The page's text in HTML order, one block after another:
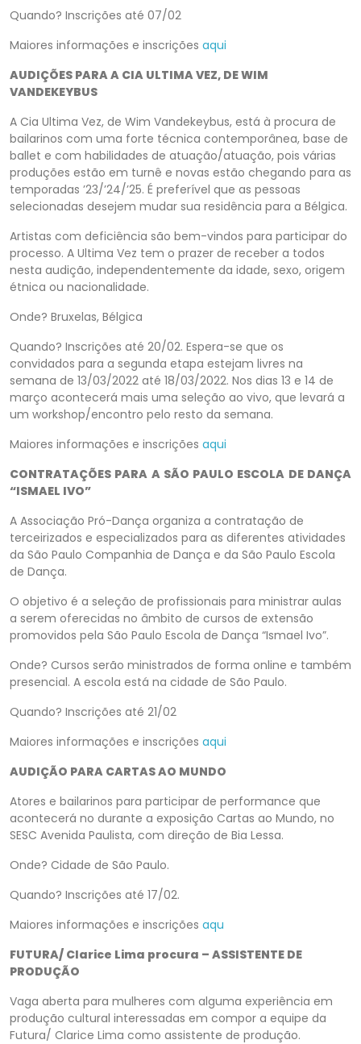
Quando? Inscrições até 07/02
Maiores informações e inscrições aqui
AUDIÇÕES PARA A CIA ULTIMA VEZ, DE WIM
VANDEKEYBUS
A Cia Ultima Vez, de Wim Vandekeybus, está à procura de
bailarinos com uma forte técnica contemporânea, base de
ballet e com habilidades de atuação/atuação, pois várias
produções estão em turnê e novas estão chegando para as
temporadas ’23/’24/’25. É preferível que as pessoas
selecionadas desejem mudar sua residência para a Bélgica.
Artistas com deficiência são bem-vindos para participar do
processo. A Ultima Vez tem o prazer de receber a todos
nesta audição, independentemente da idade, sexo, origem
étnica ou nacionalidade.
Onde? Bruxelas, Bélgica
Quando? Inscrições até 20/02. Espera-se que os
convidados para a segunda etapa estejam livres na
semana de 13/03/2022 até 18/03/2022. Nos dias 13 e 14 de
março acontecerá mais uma seleção ao vivo, que levará a
um workshop/encontro pelo resto da semana.
Maiores informações e inscrições aqui
CONTRATAÇÕES PARA A SÃO PAULO ESCOLA DE DANÇA
“ISMAEL IVO”
A Associação Pró-Dança organiza a contratação de
terceirizados e especializados para as diferentes atividades
da São Paulo Companhia de Dança e da São Paulo Escola
de Dança.
O objetivo é a seleção de profissionais para ministrar aulas
a serem oferecidas no âmbito de cursos de extensão
promovidos pela São Paulo Escola de Dança “Ismael Ivo”.
Onde? Cursos serão ministrados de forma online e também
presencial. A escola está na cidade de São Paulo.
Quando? Inscrições até 21/02
Maiores informações e inscrições aqui
AUDIÇÃO PARA CARTAS AO MUNDO
Atores e bailarinos para participar de performance que
acontecerá no durante a exposição Cartas ao Mundo, no
SESC Avenida Paulista, com direção de Bia Lessa.
Onde? Cidade de São Paulo.
Quando? Inscrições até 17/02.
Maiores informações e inscrições aqu
FUTURA/ Clarice Lima procura – ASSISTENTE DE
PRODUÇÃO
Vaga aberta para mulheres com alguma experiência em
produção cultural interessadas em compor a equipe da
Futura/ Clarice Lima como assistente de produção.